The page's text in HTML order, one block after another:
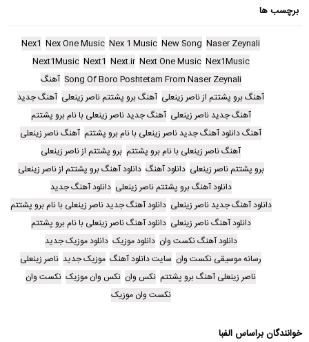
برچسب ها
Naser Zeynali
New Song
Nex 1 Music
Nex One Music
Nex1
Nex1Music
Next One Music
Next.ir
Next1
Next1Music
Song Of Boro Poshtetam From Naser Zeynali آهنگ
آهنگ برو پشتتم از ناصر زینعلی آهنگ برو پشتتم ناصر زینعلی آهنگ جدید
آهنگ جدید ناصر زینعلی آهنگ جدید ناصر زینعلی با نام برو پشتتم
آهنگ دانلود آهنگ جدید ناصر زینعلی با نام برو پشتتم آهنگ ناصر زینعلی
آهنگ ناصر زینعلی با نام برو پشتتم برو پشتتم از ناصر زینعلی
برو پشتتم ناصر زینعلی دانلود آهنگ دانلود آهنگ برو پشتتم از ناصر زینعلی
دانلود آهنگ برو پشتتم ناصر زینعلی دانلود آهنگ جدید
دانلود آهنگ جدید ناصر زینعلی دانلود آهنگ جدید ناصر زینعلی با نام برو پشتتم
دانلود آهنگ ناصر زینعلی دانلود آهنگ ناصر زینعلی با نام برو پشتتم
دانلود آهنگ نکست وان دانلود موزیک دانلود موزیک جدید
رسانه موسیقی نکست وان سایت دانلود آهنگ موزیک جدید ناصر زینعلی
ناصر زینعلی آهنگ برو پشتتم نکس وان نکس وان موزیک نکست وان
نکست وان موزیک
خوانندگان براساس الفبا